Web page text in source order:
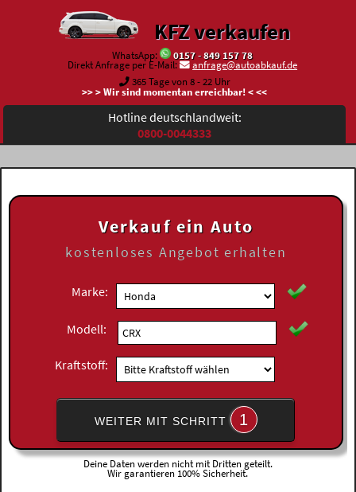
KFZ verkaufen
WhatsApp:
0157 - 849 157 78
Direkt Anfrage per E-Mail:
anfrage@autoabkauf.de
365 Tage von 8 - 22 Uhr
>> > Wir sind momentan erreichbar! < <<
Hotline deutschlandweit:
0800-0044333
Verkauf ein Auto
kostenloses Angebot erhalten
Marke:
Modell:
Kraftstoff:
WEITER MIT SCHRITT 1
Deine Daten werden nicht mit Dritten geteilt.
Wir garantieren 100% Sicherheit.